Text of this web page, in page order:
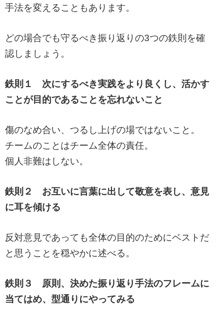
手法を変えることもあります。
どの場合でも守るべき振り返りの3つの鉄則を確
認しましょう。
鉄則１ 次にするべき実践をより良くし、活かす
ことが目的であることを忘れないこと
傷のなめ合い、つるし上げの場ではないこと。
チームのことはチーム全体の責任。
個人非難はしない。
鉄則２ お互いに言葉に出して敬意を表し、意見
に耳を傾ける
反対意見であっても全体の目的のためにベストだ
と思うことを穏やかに述べる。
鉄則３ 原則、決めた振り返り手法のフレームに
当てはめ、型通りにやってみる